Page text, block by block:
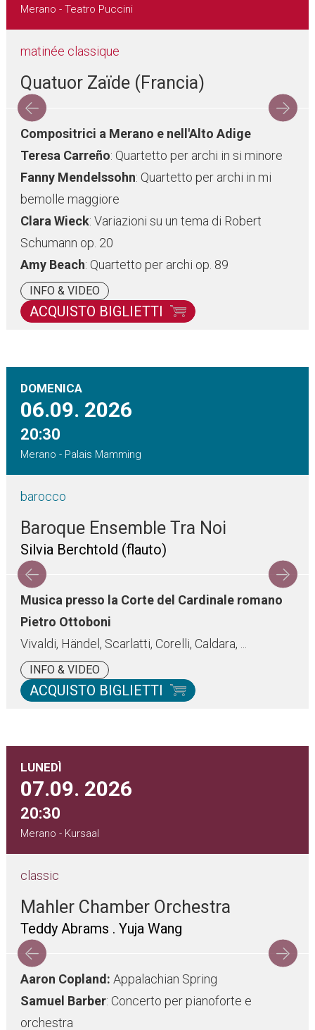
Merano - Teatro Puccini
matinée classique
Quatuor Zaïde (Francia)
Compositrici a Merano e nell'Alto Adige
Teresa Carreño: Quartetto per archi in si minore
Fanny Mendelssohn: Quartetto per archi in mi
bemolle maggiore
Clara Wieck: Variazioni su un tema di Robert
Schumann op. 20
Amy Beach: Quartetto per archi op. 89
INFO & VIDEO
ACQUISTO BIGLIETTI
DOMENICA
06.09. 2026
20:30
Merano - Palais Mamming
barocco
Baroque Ensemble Tra Noi
Silvia Berchtold (flauto)
Musica presso la Corte del Cardinale romano
Pietro Ottoboni
Vivaldi, Händel, Scarlatti, Corelli, Caldara, ...
INFO & VIDEO
ACQUISTO BIGLIETTI
LUNEDÌ
07.09. 2026
20:30
Merano - Kursaal
classic
Mahler Chamber Orchestra
Teddy Abrams . Yuja Wang
Aaron Copland: Appalachian Spring
Samuel Barber: Concerto per pianoforte e
orchestra